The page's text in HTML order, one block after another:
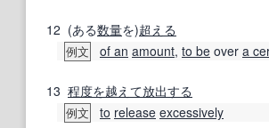
12 (ある数量を)超える
例文 of an amount, to be over a
13 程度を越えて放出する
例文 to release excessively